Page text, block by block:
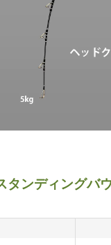
タンディングバ